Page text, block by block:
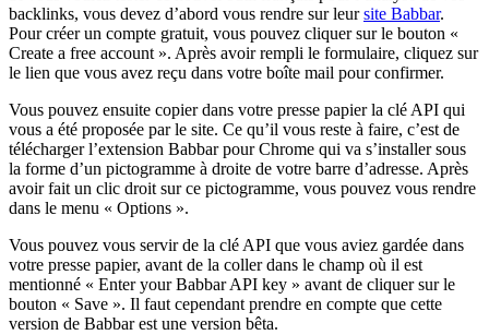
backlinks, vous devez d’abord vous rendre sur leursite Babbar.
Pour créer un compte gratuit, vous pouvez cliquer sur le bouton «
Create a free account ». Après avoir rempli le formulaire, cliquez sur
le lien que vous avez reçu dans votre boîte mail pour confirmer.
Vous pouvez ensuite copier dans votre presse papier la clé API qui
vous a été proposée par le site. Ce qu’il vous reste à faire, c’est de
télécharger l’extension Babbar pour Chrome qui va s’installer sous
la forme d’un pictogramme à droite de votre barre d’adresse. Après
avoir fait un clic droit sur ce pictogramme, vous pouvez vous rendre
dans le menu « Options ».
Vous pouvez vous servir de la clé API que vous aviez gardée dans
votre presse papier, avant de la coller dans le champ où il est
mentionné « Enter your Babbar API key » avant de cliquer sur le
bouton « Save ». Il faut cependant prendre en compte que cette
version de Babbar est une version bêta.